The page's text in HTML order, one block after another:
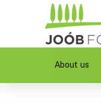
About us